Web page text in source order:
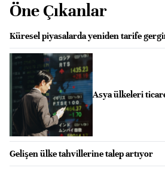
Öne Çıkanlar
Küresel piyasalarda yeniden tarife
Asya ülkeleri
Gelişen ülke tahvillerine talep artıyor